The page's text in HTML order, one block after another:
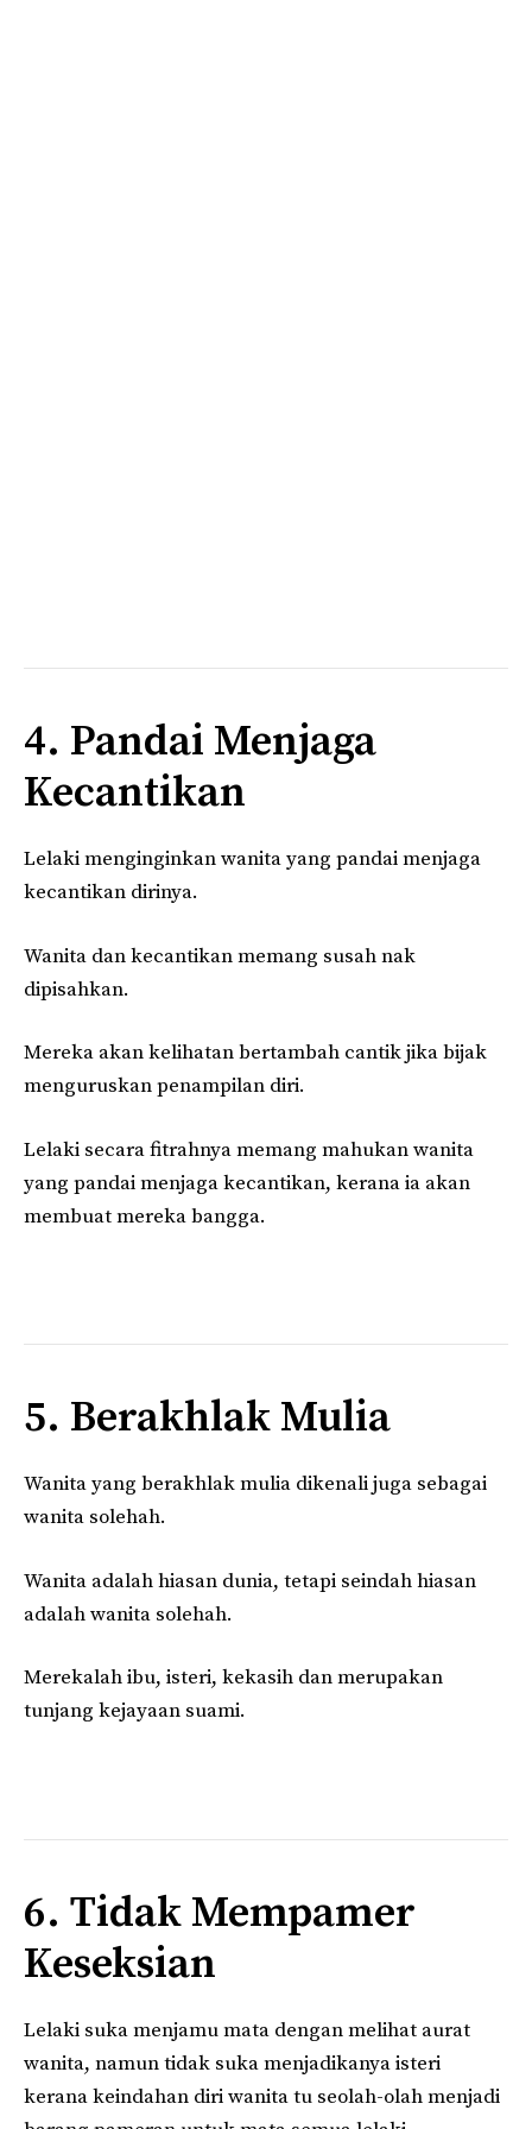
4. Pandai Menjaga
Kecantikan
Lelaki menginginkan wanita yang pandai menjaga
kecantikan dirinya.
Wanita dan kecantikan memang susah nak
dipisahkan.
Mereka akan kelihatan bertambah cantik jika bijak
menguruskan penampilan diri.
Lelaki secara fitrahnya memang mahukan wanita
yang pandai menjaga kecantikan, kerana ia akan
membuat mereka bangga.
5. Berakhlak Mulia
Wanita yang berakhlak mulia dikenali juga sebagai
wanita solehah.
Wanita adalah hiasan dunia, tetapi seindah hiasan
adalah wanita solehah.
Merekalah ibu, isteri, kekasih dan merupakan
tunjang kejayaan suami.
6. Tidak Mempamer
Keseksian
Lelaki suka menjamu mata dengan melihat aurat
wanita, namun tidak suka menjadikanya isteri
kerana keindahan diri wanita tu seolah-olah menjadi